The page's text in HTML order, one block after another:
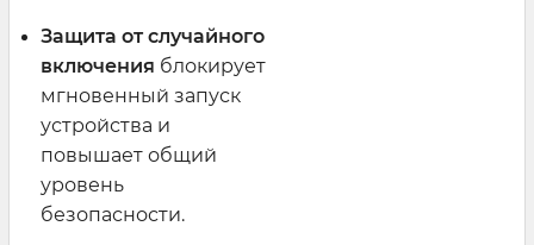
Защита от случайного
включения блокирует
мгновенный запуск
устройства и
повышает общий
уровень
безопасности.